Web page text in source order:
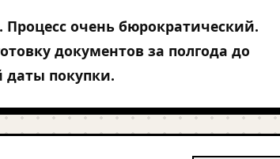
Процесс очень бюрократический.
документов за полгода до
даты покупки.